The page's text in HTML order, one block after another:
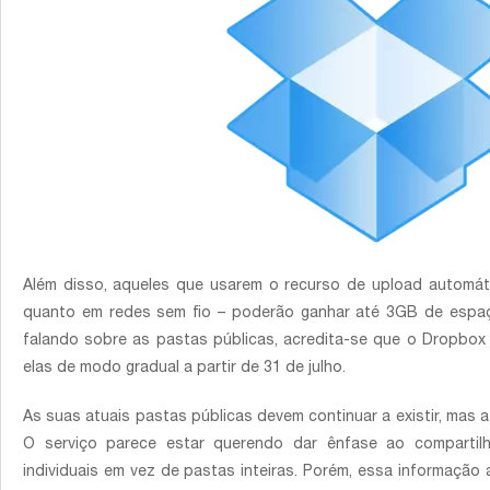
Além disso, aqueles que usarem o recurso de upload
quanto em redes sem fio – poderão ganhar até 3GB de
falando sobre as pastas públicas, acredita-se que o
elas de modo gradual a partir de 31 de julho.
As suas atuais pastas públicas devem continuar a existir, mas
O serviço parece estar querendo dar ênfase ao
individuais em vez de pastas inteiras. Porém, essa informação